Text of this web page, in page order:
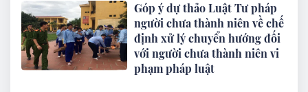
Góp ý dự thảo Luật Tư pháp
người chưa thành niên về chế
định xử lý chuyển hướng đối
với người chưa thành niên vi
phạm pháp luật